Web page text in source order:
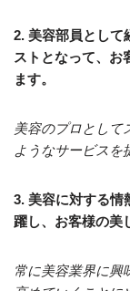
2. 美容部員として
ストとなって、お
ます。
美容のプロとして
ようなサービスを
3. 美容に対する情
躍し、お客様の美
常に美容業界に興